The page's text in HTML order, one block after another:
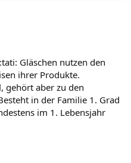
Gläschen nutzen den
ihrer Produkte.
gehört aber zu den
in der Familie 1. Grad
im 1. Lebensjahr